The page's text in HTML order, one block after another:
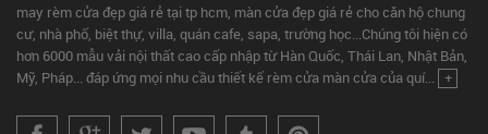
may rèm cửa đẹp giá rẻ tại tp hcm, màn cửa đẹp giá rẻ cho căn hộ chung
cư, nhà phố, biệt thự, villa, quán cafe, sapa, trường học...Chúng tôi hiện có
hơn 6000 mẫu vải nội thất cao cấp nhập từ Hàn Quốc, Thái Lan, Nhật Bản,
Mỹ, Pháp... đáp ứng mọi nhu cầu thiết kế rèm cửa màn cửa của quí... +